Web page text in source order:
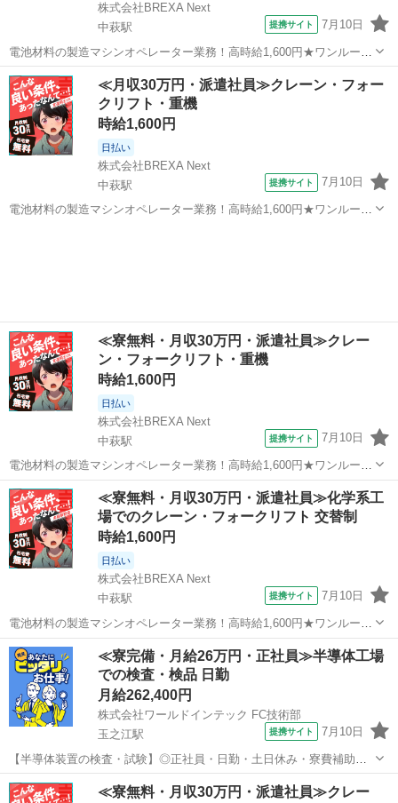
株式会社BREXA Next
中萩駅
提携サイト 7月10日
電池材料の製造マシンオペレーター業務！高時給1,600円★ワンルーム
寮完備！寮費無料！未経験活躍中！20代～50代の男性活躍中！正社員
登用制度あり！生活支援物資事前対応可◎《愛媛県新居浜市》 人気の
工場のお仕事 ◇電池材料...
愛媛 新居浜市 中萩駅 その他
≪月収30万円・派遣社員≫クレーン・フォー
クリフト・重機
時給1,600円
日払い
株式会社BREXA Next
中萩駅
提携サイト 7月10日
電池材料の製造マシンオペレーター業務！高時給1,600円★ワンルーム
≪寮無料・月収30万円・派遣社員≫クレー
ン・フォークリフト・重機
時給1,600円
日払い
株式会社BREXA Next
中萩駅
提携サイト 7月10日
電池材料の製造マシンオペレーター業務！高時給1,600円★ワンルーム
寮完備！寮費無料！未経験活躍中！20代～50代の男性活躍中！正社員
登用制度あり！生活支援物資事前対応可◎《愛媛県新居浜市》 人気の
工場のお仕事 ◇電池材料...
愛媛 新居浜市 中萩駅 その他
≪寮無料・月収30万円・派遣社員≫化学系工
場でのクレーン・フォークリフト 交替制
時給1,600円
日払い
株式会社BREXA Next
中萩駅
提携サイト 7月10日
電池材料の製造マシンオペレーター業務！高時給1,600円★ワンルーム
寮完備！寮費無料！未経験活躍中！20代～50代の男性活躍中！正社員
登用制度あり！生活支援物資事前対応可◎《愛媛県新居浜市》 人気の
工場のお仕事 ◇電池材料...
愛媛 新居浜市 中萩駅 その他
≪寮完備・月給26万円・正社員≫半導体工場
での検査・検品 日勤
月給262,400円
株式会社ワールドインテック FC技術部
玉之江駅
提携サイト 7月10日
【半導体装置の検査・試験】◎正社員・日勤・土日休み・寮費補助あ
り＜愛媛県西条市＞ お仕事内容 ◆こんなお仕事です◆ ■イオン注入装
置という半導体装置の出荷前試験 工場内で組み上がったイオン注入装
愛媛 西条市 玉之江駅 その他
≪寮無料・月収30万円・派遣社員≫クレー